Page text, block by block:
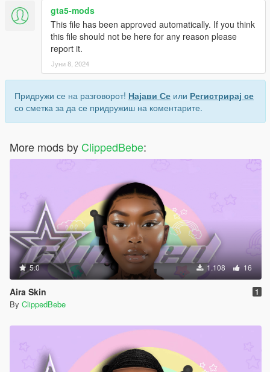
gta5-mods
This file has been approved automatically. If you think
this file should not be here for any reason please
report it.
Јуни 8, 2024
Придружи се на разговорот! Најави Се или Регистрирај се
со сметка за да се придружиш на коментарите.
More mods by ClippedBebe:
5.0 1.108 16
Aira Skin 1
By ClippedBebe